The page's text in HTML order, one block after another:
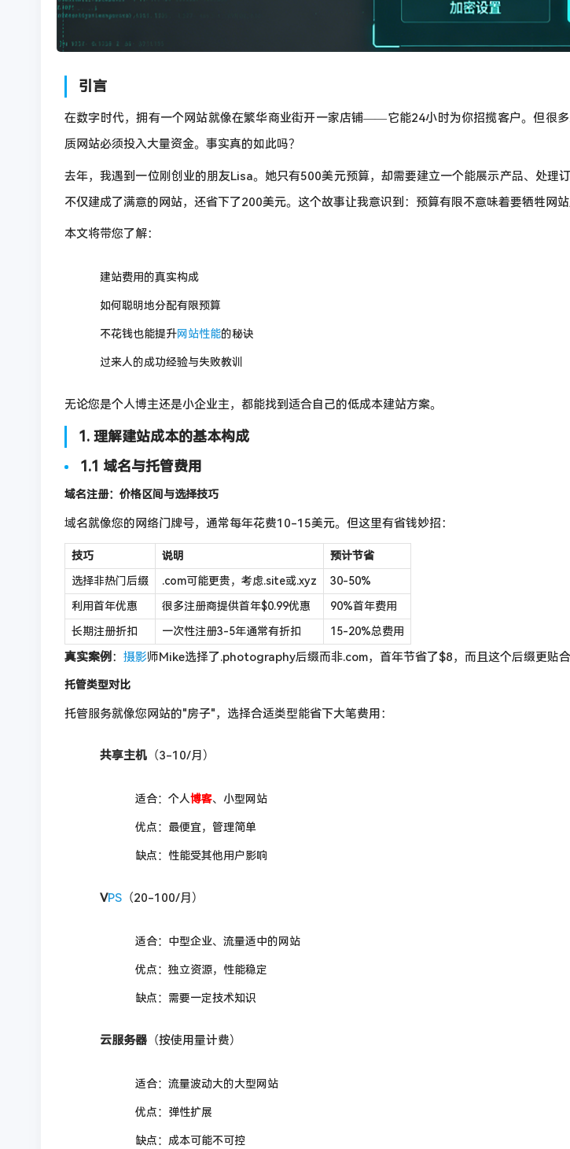
引言
在数字时代，拥有一个网站就像在繁华商业街开一家店铺——它能24小时为你招揽客户。但很
质网站必须投入大量资金。事实真的如此吗？
去年，我遇到一位刚创业的朋友Lisa。她只有500美元预算，却需要建立一个能展示产品、处理
不仅建成了满意的网站，还省下了200美元。这个故事让我意识到：预算有限不意味着要牺牲网站
本文将带您了解：
建站费用的真实构成
如何聪明地分配有限预算
不花钱也能提升网站性能的秘诀
过来人的成功经验与失败教训
无论您是个人博主还是小企业主，都能找到适合自己的低成本建站方案。
1. 理解建站成本的基本构成
1.1 域名与托管费用
域名注册：价格区间与选择技巧
域名就像您的网络门牌号，通常每年花费10-15美元。但这里有省钱妙招：
技巧 说明
预计节省
选择非热门后缀
.com可能更贵，考虑.site或.xyz
30-50%
利用首年优惠
很多注册商提供首年$0.99优惠
90%首年费用
长期注册折扣
一次性注册3-5年通常有折扣 15-20%总费用
真实案例 ： 摄影师Mike选择了.photography后缀而非.com，首年节省了$8，而且这个后缀更贴合
托管类型对比
托管服务就像您网站的"房子"，选择合适类型能省下大笔费用：
共享主机 （3-10/月）
适合：个人博客、小型网站
优点：最便宜，管理简单
缺点：性能受其他用户影响
VPS （20-100/月）
适合：中型企业、流量适中的网站
优点：独立资源，性能稳定
缺点：需要一定技术知识
云服务器 （按使用量计费）
适合：流量波动大的大型网站
优点：弹性扩展
缺点：成本可能不可控